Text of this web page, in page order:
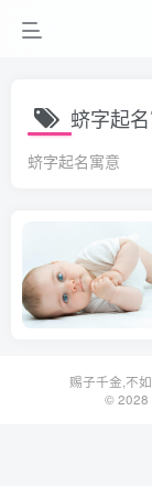
蛴字起
蛴字起名寓意
赐子千金,不
© 2028